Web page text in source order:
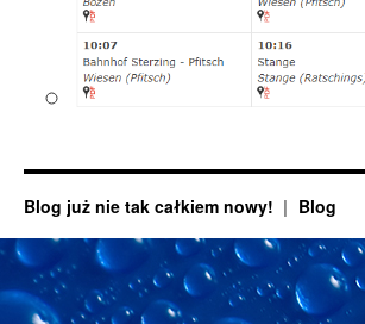
Blog już nie tak całkiem nowy! Blog